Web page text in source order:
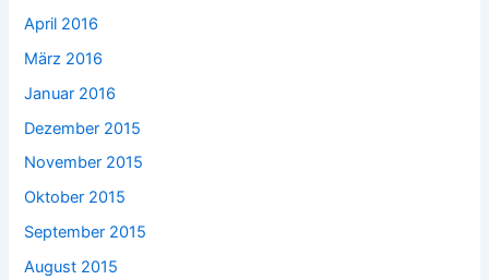
April 2016
März 2016
Januar 2016
Dezember 2015
November 2015
Oktober 2015
September 2015
August 2015